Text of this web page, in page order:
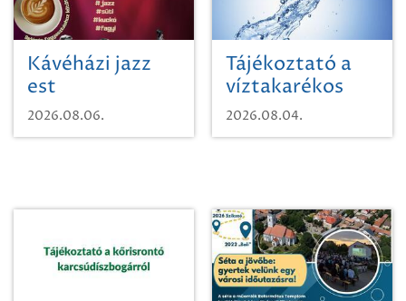
Kávéházi jazz
est
2026.08.06.
Tájékoztató a
víztakarékos
vízhasználatról
2026.08.04.